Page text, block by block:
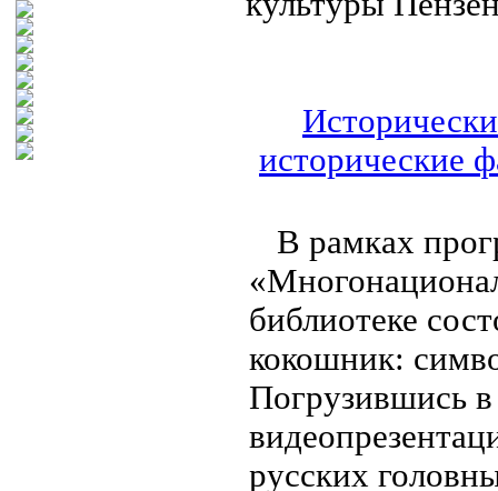
исторические
В рамках
библиотеке
кокошник:
Погрузившись
русских